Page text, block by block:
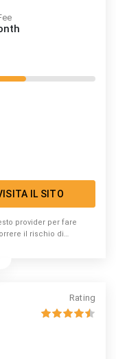
IL SITO
provider per fare
il rischio di
Rating